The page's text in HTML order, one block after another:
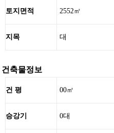
토지면적 2552㎡
지목 대
건축물정보
건 평 00㎡
승강기 0대